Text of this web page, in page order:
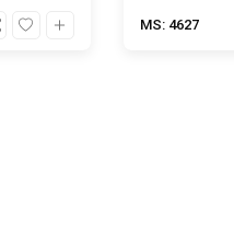
MS: 4627